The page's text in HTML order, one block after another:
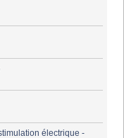
électrique -